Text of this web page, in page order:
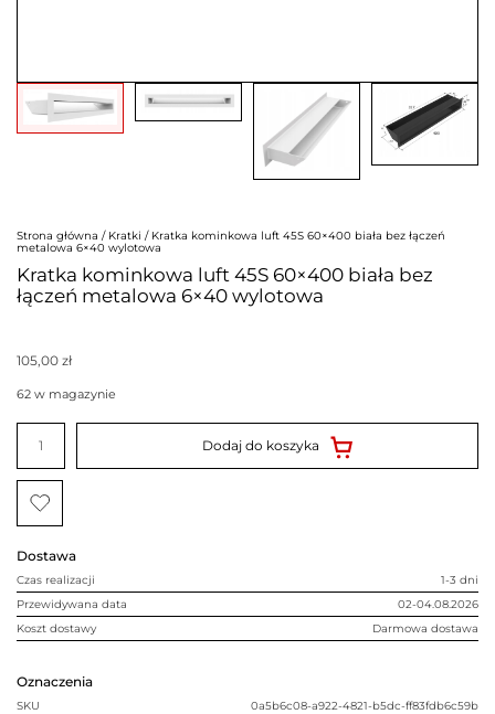
Strona główna / Kratki / Kratka kominkowa luft 45S 60×400 biała bez łączeń
metalowa 6×40 wylotowa
Kratka kominkowa luft 45S 60×400 biała bez
łączeń metalowa 6×40 wylotowa
Dostawa
Czas realizacji
1-3 dni
Przewidywana data
02-04.08.2026
Koszt dostawy
Darmowa dostawa
Oznaczenia
SKU 0a5b6c08-a922-4821-b5dc-ff83fdb6c59b
105,00 zł
62 w magazynie
ilość
Kratka
luft
45S
60x400
biała
bez
metalowa
wylotowa
Dodaj do koszyka